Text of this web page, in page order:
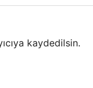
kaydedilsin.